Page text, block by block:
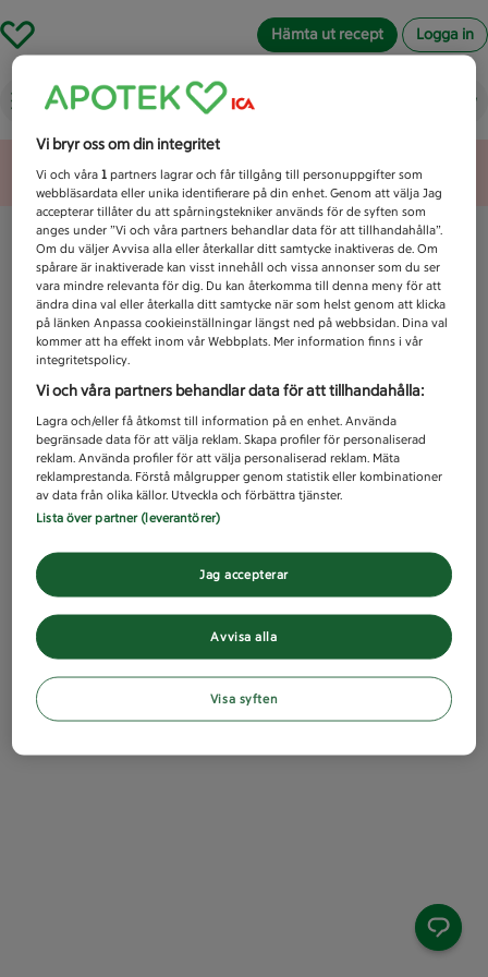
Hämta ut recept Logga in
Vad letar du efter idag?
Unknown error
Vi bryr oss om din integritet
Vi och våra1 partners lagrar och får tillgång till personuppgifter som
webbläsardata eller unika identifierare på din enhet. Genom att välja Jag
accepterar tillåter du att spårningstekniker används för de syften som
anges under ”Vi och våra partners behandlar data för att tillhandahålla”.
Om du väljer Avvisa alla eller återkallar ditt samtycke inaktiveras de. Om
spårare är inaktiverade kan visst innehåll och vissa annonser som du ser
vara mindre relevanta för dig. Du kan återkomma till denna meny för att
ändra dina val eller återkalla ditt samtycke när som helst genom att klicka
på länken Anpassa cookieinställningar längst ned på webbsidan. Dina val
kommer att ha effekt inom vår Webbplats. Mer information finns i vår
integritetspolicy.
Vi och våra partners behandlar data för att tillhandahålla:
Lagra och/eller få åtkomst till information på en enhet. Använda
begränsade data för att välja reklam. Skapa profiler för personaliserad
reklam. Använda profiler för att välja personaliserad reklam. Mäta
reklamprestanda. Förstå målgrupper genom statistik eller kombinationer
av data från olika källor. Utveckla och förbättra tjänster.
Lista över partner (leverantörer)
Avvisa alla
Jag accepterar
Visa syften